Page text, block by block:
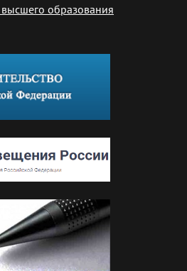
образования